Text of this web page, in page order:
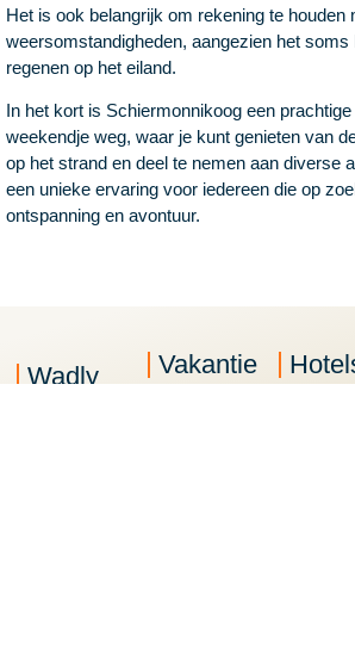
Het is ook belangrijk om rekening te houden
weersomstandigheden, aangezien het soms
regenen op het eiland.
In het kort is Schiermonnikoog een
weekendje weg, waar je kunt genieten van
op het strand en deel te nemen aan diverse
een unieke ervaring voor iedereen die op
ontspanning en avontuur.
Wadly Vakantie
Vakantie
Hotels